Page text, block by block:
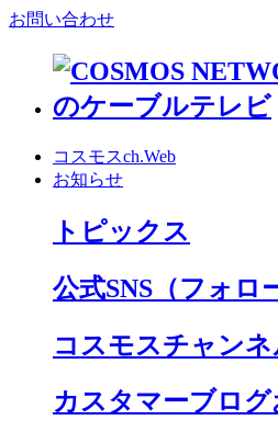
お問い合わせ
コスモスch.Web
お知らせ
トピックス
公式SNS （フォロ
コスモスチャンネ
カスタマーブロ